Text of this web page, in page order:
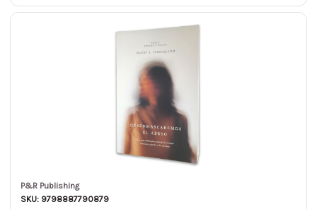
P&R Publishing
SKU: 9798887790879